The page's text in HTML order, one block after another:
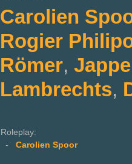
Carolien
Rogier
Römer,
Lambrechts,
Roleplay:
- Carolien Spoor